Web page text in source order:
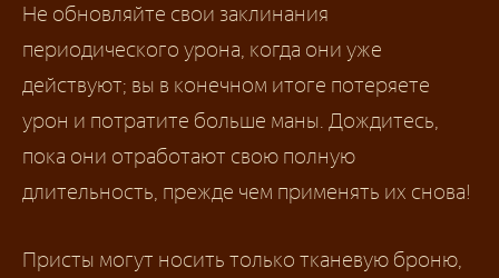
Не обновляйте свои заклинания
периодического урона, когда они уже
действуют; вы в конечном итоге потеряете
урон и потратите больше маны. Дождитесь,
пока они отработают свою полную
длительность, прежде чем применять их снова!
Присты могут носить только тканевую броню,